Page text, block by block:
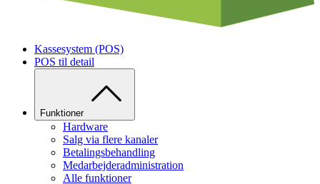
Kassesystem (POS)
POS til detail
Funktioner
Hardware
Salg via flere kanaler
Betalingsbehandling
Medarbejderadministration
Alle funktioner